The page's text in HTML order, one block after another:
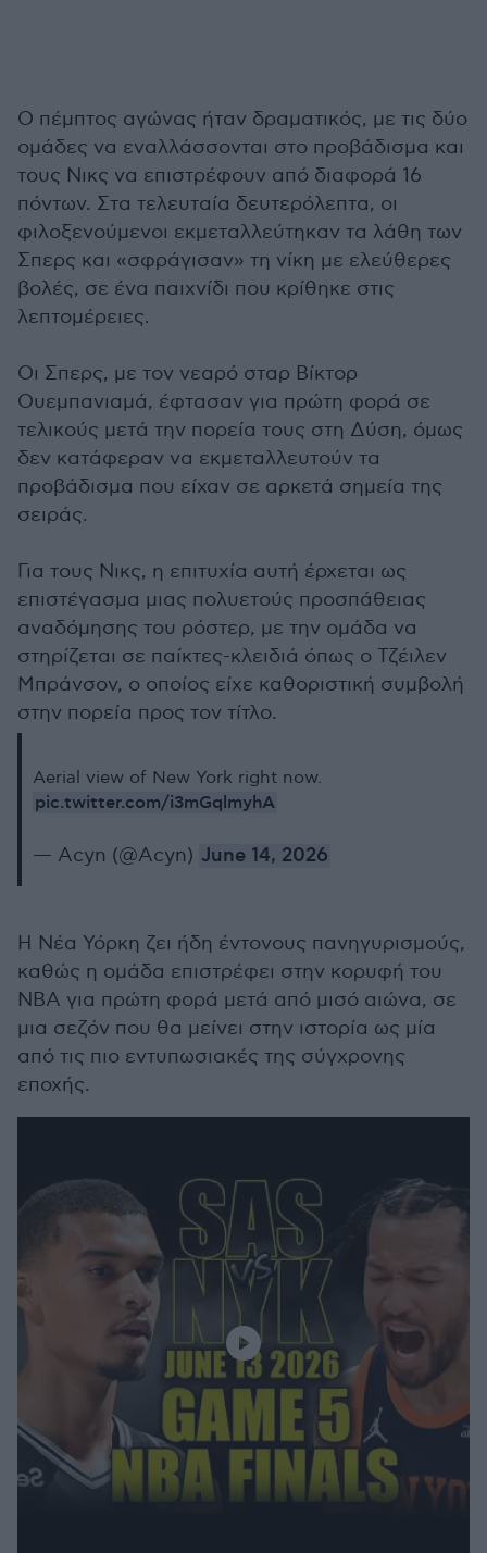
Ο πέμπτος αγώνας ήταν δραματικός, με τις δύο
ομάδες να εναλλάσσονται στο προβάδισμα και
τους Νικς να επιστρέφουν από διαφορά 16
πόντων. Στα τελευταία δευτερόλεπτα, οι
φιλοξενούμενοι εκμεταλλεύτηκαν τα λάθη των
Σπερς και «σφράγισαν» τη νίκη με ελεύθερες
βολές, σε ένα παιχνίδι που κρίθηκε στις
λεπτομέρειες.
Οι Σπερς, με τον νεαρό σταρ Βίκτορ
Ουεμπανιαμά, έφτασαν για πρώτη φορά σε
τελικούς μετά την πορεία τους στη Δύση, όμως
δεν κατάφεραν να εκμεταλλευτούν τα
προβάδισμα που είχαν σε αρκετά σημεία της
σειράς.
Για τους Νικς, η επιτυχία αυτή έρχεται ως
επιστέγασμα μιας πολυετούς προσπάθειας
αναδόμησης του ρόστερ, με την ομάδα να
στηρίζεται σε παίκτες-κλειδιά όπως ο Τζέιλεν
Μπράνσον, ο οποίος είχε καθοριστική συμβολή
στην πορεία προς τον τίτλο.
Aerial view of New York right now.
pic.twitter.com/i3mGqlmyhA
— Acyn (@Acyn) June 14, 2026
Η Νέα Υόρκη ζει ήδη έντονους πανηγυρισμούς,
καθώς η ομάδα επιστρέφει στην κορυφή του
NBA για πρώτη φορά μετά από μισό αιώνα, σε
μια σεζόν που θα μείνει στην ιστορία ως μία
από τις πιο εντυπωσιακές της σύγχρονης
εποχής.